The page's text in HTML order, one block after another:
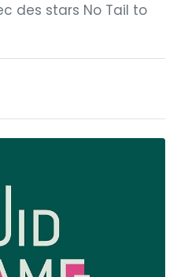
des stars No Tail to